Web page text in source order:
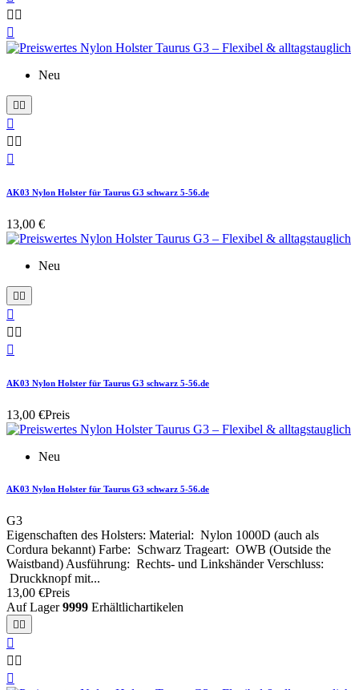
 

Neu
 

 

AK03 Nylon Holster für Taurus G3 schwarz 5-56.de
13,00 €
Neu
 

 

AK03 Nylon Holster für Taurus G3 schwarz 5-56.de
13,00 €Preis
Neu
AK03 Nylon Holster für Taurus G3 schwarz 5-56.de
G3
Eigenschaften des Holsters: Material: Nylon 1000D (auch als
Cordura bekannt) Farbe: Schwarz Trageart: OWB (Outside the
Waistband) Ausführung: Rechts- und Linkshänder Verschluss:
Druckknopf mit...
13,00 €Preis
Auf Lager9999 Erhältlichartikelen
 

 
